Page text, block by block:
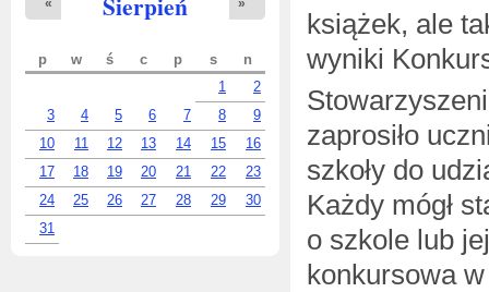
p w ś c p s
n
1
2
3
4 5 6 7 8
9
10
11 12 13 14 15
16
17
18 19 20 21 22
23
24
25 26 27 28 29
30
31
książek, ale
wyniki
zaprosiło
szkoły do
Każdy mógł
o szkole lub
konkursowa w